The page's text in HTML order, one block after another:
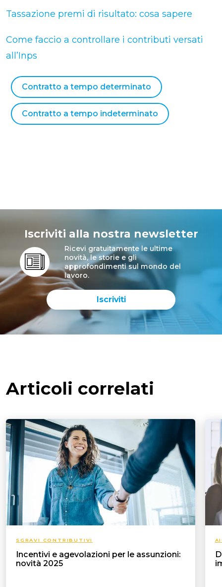
Tassazione premi di risultato: cosa sapere
Come faccio a controllare i contributi versati
all’Inps
Contratto a tempo determinato
Contratto a tempo indeterminato
Iscriviti alla nostra newsletter
Ricevi gratuitamente le ultime
novità, le storie e gli
approfondimenti sul mondo del
lavoro.
Iscriviti
Articoli correlati
SGRAVI CONTRIBUTIVI
Incentivi e agevolazioni per le assunzioni:
novità 2025